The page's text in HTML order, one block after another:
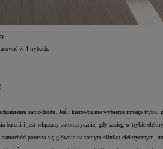
w 4 trybach:
samochodu. Jeśli kierowca nie wybierze innego
baterii i jest włączany automatycznie, gdy zasięg w trybie
porusza się głównie na samym silniku elektrycznym,